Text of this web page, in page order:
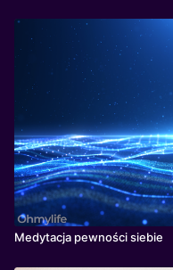
Medytacja pewności siebie